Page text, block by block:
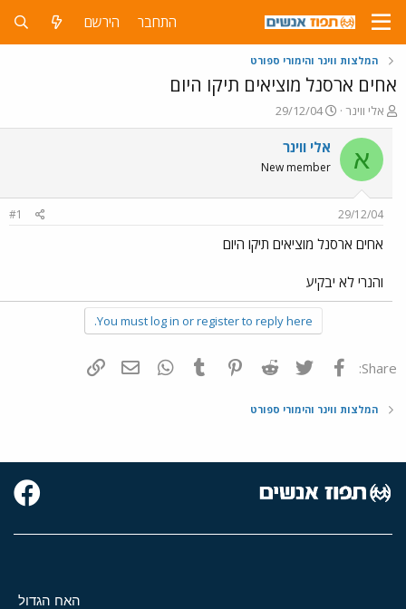
התחבר הירשם
המלצות ווינר והימורי ספורט
אחים ארסנל מוציאים תיקו היום
פ
ו
ת
ח
ה
ש
א
אלי ווינר
פ
ו
ר
ם
ר
29/12/04
א אלי ווינר
New member
29/12/04
#1
אחים ארסנל מוציאים תיקו היום
והנרי לא יבקיע
You must log in or register to reply here.
Share: פייסבוק Twitter
Reddit
Pinterest
Tumblr
WhatsAppדואר אלקטרוני
המלצות ווינר והימורי ספורט
האח הגדול